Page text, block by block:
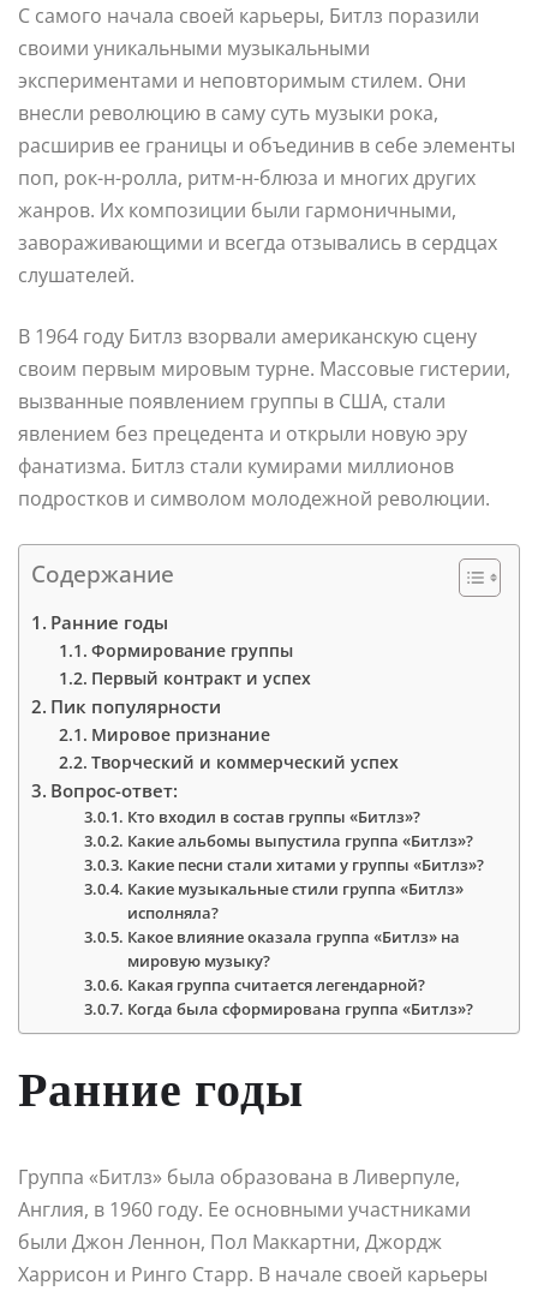
С самого начала своей карьеры, Битлз поразили
своими уникальными музыкальными
экспериментами и неповторимым стилем. Они
внесли революцию в саму суть музыки рока,
расширив ее границы и объединив в себе элементы
поп, рок-н-ролла, ритм-н-блюза и многих других
жанров. Их композиции были гармоничными,
завораживающими и всегда отзывались в сердцах
слушателей.
В 1964 году Битлз взорвали американскую сцену
своим первым мировым турне. Массовые гистерии,
вызванные появлением группы в США, стали
явлением без прецедента и открыли новую эру
фанатизма. Битлз стали кумирами миллионов
подростков и символом молодежной революции.
Содержание
Ранние годы
Формирование группы
Первый контракт и успех
Пик популярности
Мировое признание
Творческий и коммерческий успех
Вопрос-ответ:
Кто входил в состав группы «Битлз»?
Какие альбомы выпустила группа «Битлз»?
Какие песни стали хитами у группы «Битлз»?
Какие музыкальные стили группа «Битлз»
исполняла?
Какое влияние оказала группа «Битлз» на
мировую музыку?
Какая группа считается легендарной?
Когда была сформирована группа «Битлз»?
Ранние годы
Группа «Битлз» была образована в Ливерпуле,
Англия, в 1960 году. Ее основными участниками
были Джон Леннон, Пол Маккартни, Джордж
Харрисон и Ринго Старр. В начале своей карьеры